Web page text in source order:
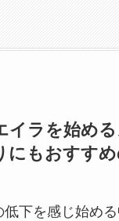
イラを始め
にもおすす
下を感じ始める